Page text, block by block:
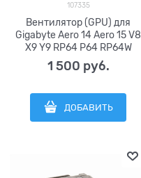
107335
Вентилятор (GPU) для
Gigabyte Aero 14 Aero 15 V8
X9 Y9 RP64 P64 RP64W
RP65W серии A-POWER
BS5005HS-U2N DC5V 0.5A
1 500 руб.
ДОБАВИТЬ